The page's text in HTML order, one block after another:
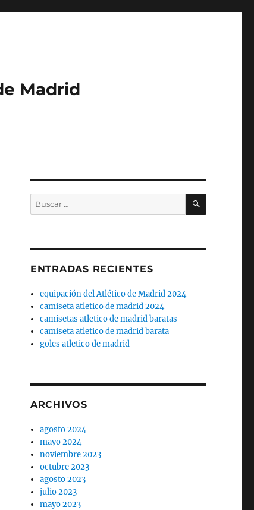
Madrid
Buscar
por:
BUSCAR
ENTRADAS RECIENTES
equipación del Atlético de Madrid 2024
camiseta atletico de madrid 2024
camisetas atletico de madrid baratas
camiseta atletico de madrid barata
goles atletico de madrid
ARCHIVOS
agosto 2024
mayo 2024
noviembre 2023
octubre 2023
agosto 2023
julio 2023
mayo 2023